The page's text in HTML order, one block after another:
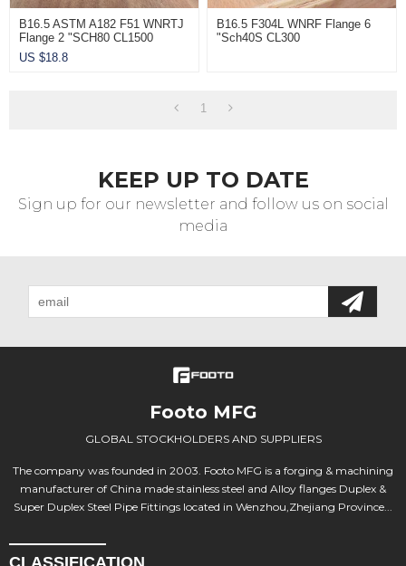
B16.5 ASTM A182 F51 WNRTJ
Flange 2 "SCH80 CL1500
US $18.8
B16.5 F304L WNRF Flange 6
"Sch40S CL300
1
KEEP UP TO DATE
Sign up for our newsletter and follow us on social
media
Footo MFG
GLOBAL STOCKHOLDERS AND SUPPLIERS
The company was founded in 2003. Footo MFG is a forging & machining
manufacturer of China made stainless steel and Alloy flanges Duplex &
Super Duplex Steel Pipe Fittings located in Wenzhou,Zhejiang Province...
CLASSIFICATION